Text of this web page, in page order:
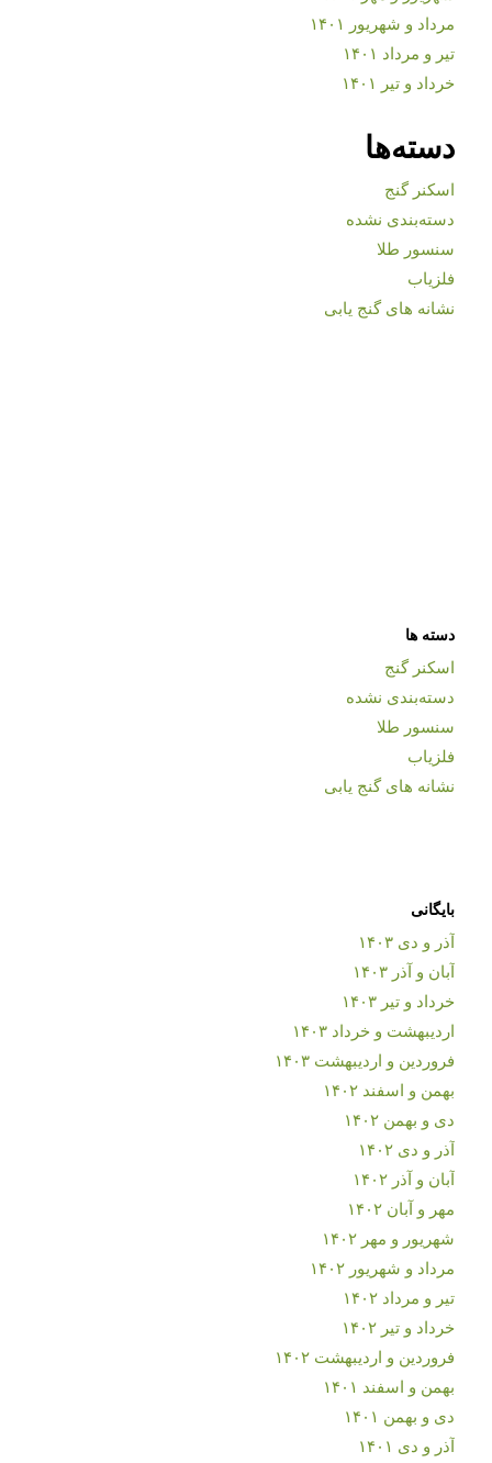
مرداد و شهریور ۱۴۰۱
تیر و مرداد ۱۴۰۱
خرداد و تیر ۱۴۰۱
دسته‌ها
اسکنر گنج
دسته‌بندی نشده
سنسور طلا
فلزیاب
نشانه های گنج یابی
دسته ها
اسکنر گنج
دسته‌بندی نشده
سنسور طلا
فلزیاب
نشانه های گنج یابی
بایگانی
آذر و دی ۱۴۰۳
آبان و آذر ۱۴۰۳
خرداد و تیر ۱۴۰۳
اردیبهشت و خرداد ۱۴۰۳
فروردین و اردیبهشت ۱۴۰۳
بهمن و اسفند ۱۴۰۲
دی و بهمن ۱۴۰۲
آذر و دی ۱۴۰۲
آبان و آذر ۱۴۰۲
مهر و آبان ۱۴۰۲
شهریور و مهر ۱۴۰۲
مرداد و شهریور ۱۴۰۲
تیر و مرداد ۱۴۰۲
خرداد و تیر ۱۴۰۲
فروردین و اردیبهشت ۱۴۰۲
بهمن و اسفند ۱۴۰۱
دی و بهمن ۱۴۰۱
آذر و دی ۱۴۰۱